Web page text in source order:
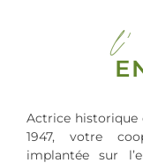
l'
Actrice historique
1947, votre
implantée sur